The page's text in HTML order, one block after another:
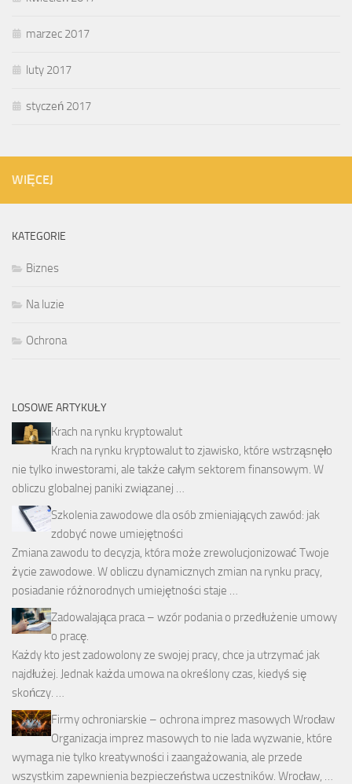
marzec 2017
luty 2017
styczeń 2017
WIĘCEJ
KATEGORIE
Biznes
Na luzie
Ochrona
LOSOWE ARTYKUŁY
Krach na rynku kryptowalut
Krach na rynku kryptowalut to zjawisko, które wstrząsnęło
nie tylko inwestorami, ale także całym sektorem finansowym. W
obliczu globalnej paniki związanej …
Szkolenia zawodowe dla osób zmieniających zawód: jak
zdobyć nowe umiejętności
Zmiana zawodu to decyzja, która może zrewolucjonizować Twoje
życie zawodowe. W obliczu dynamicznych zmian na rynku pracy,
posiadanie różnorodnych umiejętności staje …
Zadowalająca praca – wzór podania o przedłużenie umowy
o pracę.
Każdy kto jest zadowolony ze swojej pracy, chce ja utrzymać jak
najdłużej. Jednak każda umowa na określony czas, kiedyś się
skończy. …
Firmy ochroniarskie – ochrona imprez masowych Wrocław
Organizacja imprez masowych to nie lada wyzwanie, które
wymaga nie tylko kreatywności i zaangażowania, ale przede
wszystkim zapewnienia bezpieczeństwa uczestników. Wrocław, …